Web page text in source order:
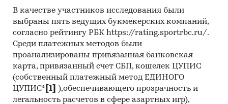
В качестве участников исследования были
выбраны пять ведущих букмекерских компаний,
согласно рейтингу РБК https://rating.sportrbc.ru/.
Среди платежных методов были
проанализированы привязанная банковская
карта, привязанный счет СБП, кошелек ЦУПИС
(собственный платежный метод ЕДИНОГО
ЦУПИС* [1]
),обеспечивающего прозрачность и
легальность расчетов в сфере азартных игр),